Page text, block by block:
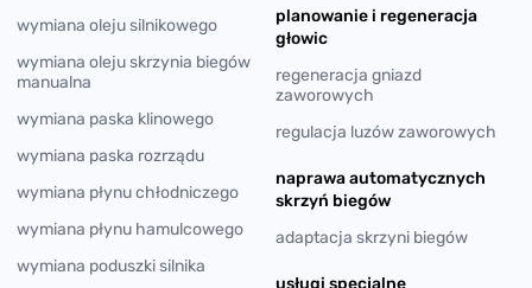
wymiana oleju silnikowego
wymiana oleju skrzynia biegów
manualna
wymiana paska klinowego
wymiana paska rozrządu
wymiana płynu chłodniczego
wymiana płynu hamulcowego
wymiana poduszki silnika
planowanie i regeneracja
głowic
regeneracja gniazd
zaworowych
regulacja luzów zaworowych
naprawa automatycznych
skrzyń biegów
adaptacja skrzyni biegów
usługi specjalne